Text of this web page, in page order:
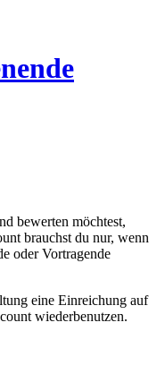
bewerten möchtest,
brauchst du nur, wenn
oder Vortragende
eine Einreichung auf
wiederbenutzen.